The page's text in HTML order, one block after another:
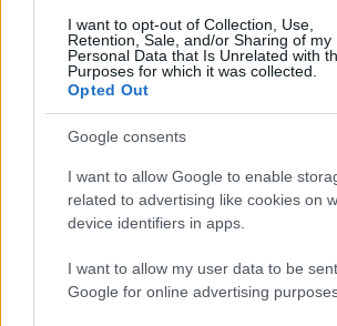
I want to opt-out of Collection, Use,
Retention, Sale, and/or Sharing of my
Personal Data that Is Unrelated with
Purposes for which it was collected.
Opted Out
Google consents
I want to allow Google to enable
related to advertising like cookies on
device identifiers in apps.
I want to allow my user data to be
Google for online advertising
lehetősége, hiszen mind jogi, mind
van érvényes pályázat. Így szakmai ok
érvénytelenítés mellett.
Arra kérjük Önöket: döntsenek
dolgozókat - a talán legnehezebb
következő évad előkészítésekor -
a döntést.
Őszintén reméljük, hogy sorainkkal
munkájukat.